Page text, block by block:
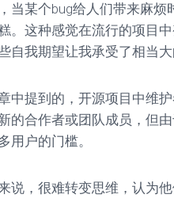
当某个bug给人们带来麻烦
。这种感觉在流行的项目
自我期望让我承受了相当大
中提到的，开源项目中维
的合作者或团队成员，但
用户的门槛。
说，很难转变思维，认为